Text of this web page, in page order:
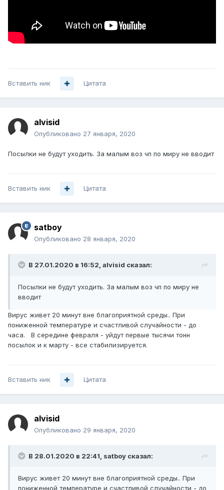
Вставить ник Цитата
alvisid
Опубликовано 27 января, 2020
Посылки не будут уходить. За малым воз чп по миру не вводит
Вставить ник Цитата
satboy
Опубликовано 28 января, 2020
В 27.01.2020 в 16:52, alvisid сказал:
Посылки не будут уходить. За малым воз чп по миру не
вводит
Вирус живет 20 минут вне благоприятной среды.. При
пониженной температуре и счастливой случайности - до
часа. В середине февраля - уйдут первые тысячи тонн
посылок и к марту - все стабилизируется.
Вставить ник Цитата
alvisid
Опубликовано 29 января, 2020
В 28.01.2020 в 22:41, satboy сказал:
Вирус живет 20 минут вне благоприятной среды.. При
пониженной температуре и счастливой случайности - до